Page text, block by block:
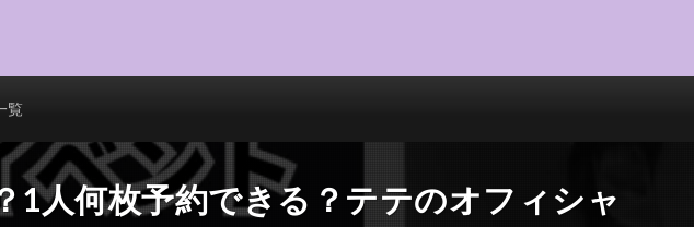
覧
1人何枚予約できる？テテのオフィシャ